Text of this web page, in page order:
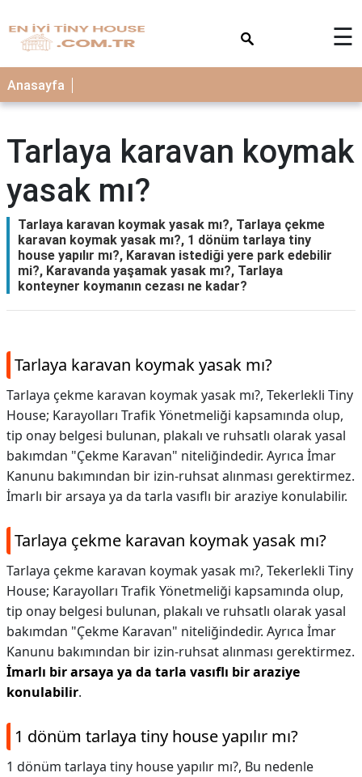
☰
Anasayfa
Tarlaya karavan koymak
yasak mı?
Tarlaya karavan koymak yasak mı?, Tarlaya çekme
karavan koymak yasak mı?, 1 dönüm tarlaya tiny
house yapılır mı?, Karavan istediği yere park edebilir
mi?, Karavanda yaşamak yasak mı?, Tarlaya
konteyner koymanın cezası ne kadar?
Tarlaya karavan koymak yasak mı?
Tarlaya çekme karavan koymak yasak mı?, Tekerlekli Tiny
House; Karayolları Trafik Yönetmeliği kapsamında olup,
tip onay belgesi bulunan, plakalı ve ruhsatlı olarak yasal
bakımdan "Çekme Karavan" niteliğindedir. Ayrıca İmar
Kanunu bakımından bir izin-ruhsat alınması gerektirmez.
İmarlı bir arsaya ya da tarla vasıflı bir araziye konulabilir.
Tarlaya çekme karavan koymak yasak mı?
Tarlaya çekme karavan koymak yasak mı?, Tekerlekli Tiny
House; Karayolları Trafik Yönetmeliği kapsamında olup,
tip onay belgesi bulunan, plakalı ve ruhsatlı olarak yasal
bakımdan "Çekme Karavan" niteliğindedir. Ayrıca İmar
Kanunu bakımından bir izin-ruhsat alınması gerektirmez.
İmarlı bir arsaya ya da tarla vasıflı bir araziye
konulabilir.
1 dönüm tarlaya tiny house yapılır mı?
1 dönüm tarlaya tiny house yapılır mı?, Bu nedenle